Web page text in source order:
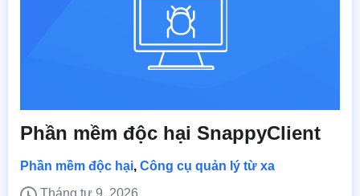
Phần mềm độc hại SnappyClient
Phần mềm độc hại, Công cụ quản lý từ xa